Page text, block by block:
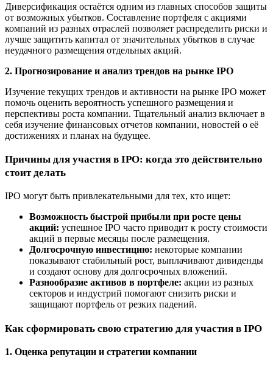
Диверсификация остаётся одним из главных способов защиты
от возможных убытков. Составление портфеля с акциями
компаний из разных отраслей позволяет распределить риски и
лучше защитить капитал от значительных убытков в случае
неудачного размещения отдельных акций.
2. Прогнозирование и анализ трендов на рынке IPO
Изучение текущих трендов и активности на рынке IPO может
помочь оценить вероятность успешного размещения и
перспективы роста компании. Тщательный анализ включает в
себя изучение финансовых отчетов компании, новостей о её
достижениях и планах на будущее.
Причины для участия в IPO: когда это действительно
стоит делать
IPO могут быть привлекательными для тех, кто ищет:
Возможность быстрой прибыли при росте цены
акций: успешное IPO часто приводит к росту стоимости
акций в первые месяцы после размещения.
Долгосрочную инвестицию: некоторые компании
показывают стабильный рост, выплачивают дивиденды
и создают основу для долгосрочных вложений.
Разнообразие активов в портфеле: акции из разных
секторов и индустрий помогают снизить риски и
защищают портфель от резких падений.
Как сформировать свою стратегию для участия в IPO
1. Оценка репутации и стратегии компании